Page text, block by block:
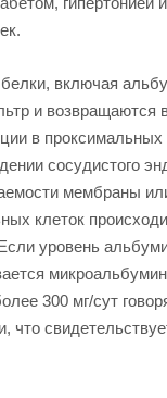
включая
и возвращаются
в проксимальных
сосудистого
мембраны
клеток
уровень
300 мг/сут
что